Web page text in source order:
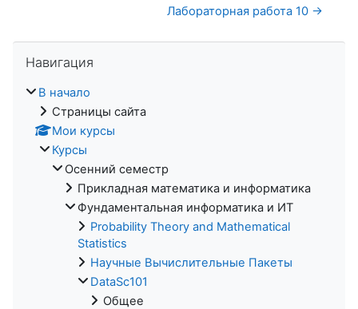
Лабораторная работа 10 →
Навигация
В начало
Страницы сайта
Мои курсы
Курсы
Осенний семестр
Прикладная математика и информатика
Фундаментальная информатика и ИТ
Probability Theory and Mathematical
Statistics
Научные Вычислительные Пакеты
DataSc101
Общее